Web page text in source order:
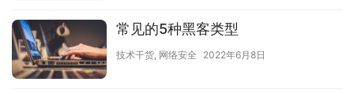
常见的5种黑客类型
技术干货, 网络安全 2022年6月8日